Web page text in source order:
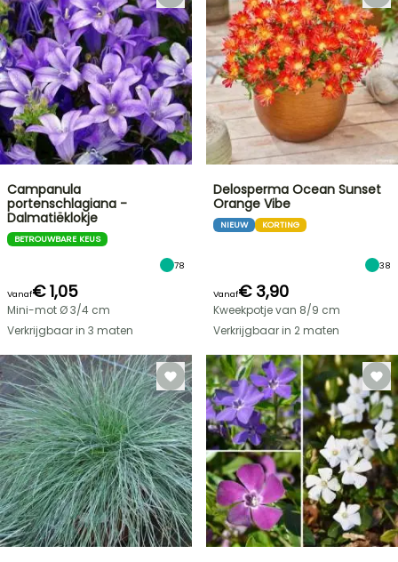
Campanula
portenschlagiana -
Dalmatiëklokje
BETROUWBARE KEUS
78
Vanaf€ 1,05
Mini-mot Ø 3/4 cm
Verkrijgbaar in 3 maten
Delosperma Ocean Sunset
Orange Vibe
NIEUW KORTING
38
Vanaf€ 3,90
Kweekpotje van 8/9 cm
Verkrijgbaar in 2 maten